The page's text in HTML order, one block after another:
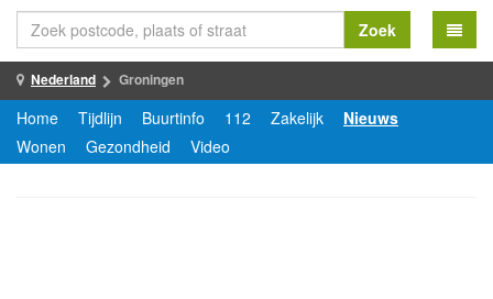
Zoek
Nederland Groningen
Home Tijdlijn Buurtinfo 112 Zakelijk
Nieuws
Wonen
Gezondheid Video